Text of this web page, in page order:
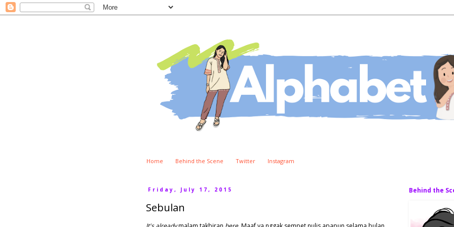
Home Behind the Scene Twitter Instagram
Friday, July 17, 2015
Sebulan
Behind the